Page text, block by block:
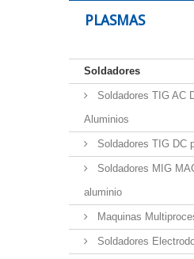
PLASMAS
Soldadores
Soldadores TIG AC
Aluminios
Soldadores TIG DC
Soldadores MIG
aluminio
Maquinas
Soldadores